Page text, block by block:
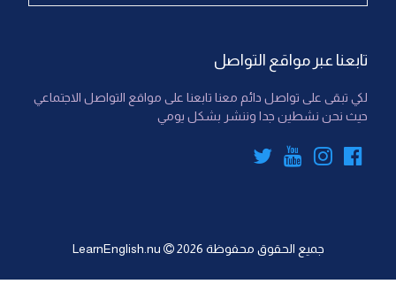
تابعنا عبر مواقع التواصل
لكي تبقى على تواصل دائم معنا تابعنا على مواقع التواصل الاجتماعي
حيث نحن نشطين جدا وننشر بشكل يومي
جميع الحقوق محفوظة LearnEnglish.nu 2026